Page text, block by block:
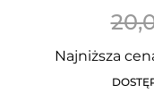
Najniższa